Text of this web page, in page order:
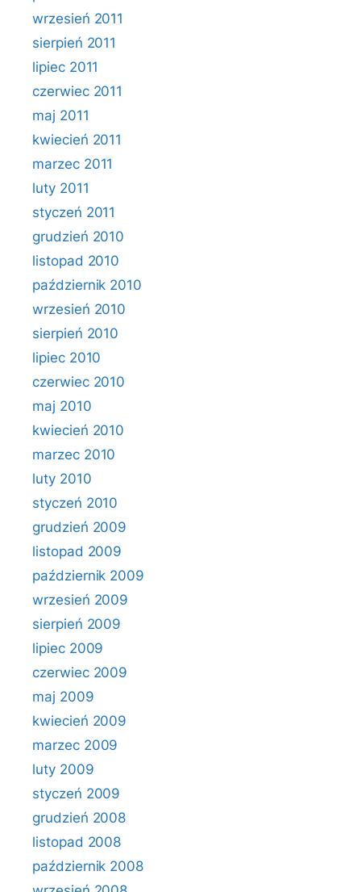
wrzesień 2011
sierpień 2011
lipiec 2011
czerwiec 2011
maj 2011
kwiecień 2011
marzec 2011
luty 2011
styczeń 2011
grudzień 2010
listopad 2010
październik 2010
wrzesień 2010
sierpień 2010
lipiec 2010
czerwiec 2010
maj 2010
kwiecień 2010
marzec 2010
luty 2010
styczeń 2010
grudzień 2009
listopad 2009
październik 2009
wrzesień 2009
sierpień 2009
lipiec 2009
czerwiec 2009
maj 2009
kwiecień 2009
marzec 2009
luty 2009
styczeń 2009
grudzień 2008
listopad 2008
październik 2008